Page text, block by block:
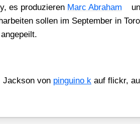
es pro­du­zie­ren Marc Abra­ham
sol­len im Sep­tem­ber in
Jack­son von pin­gu­i­no k auf flickr,